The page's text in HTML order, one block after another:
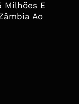
Milhões E
Ao